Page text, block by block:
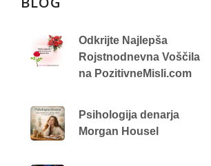
Odkrijte Najlepša
Rojstnodnevna Voščila
na PozitivneMisli.com
Psihologija denarja
Morgan Housel